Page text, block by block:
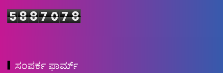
5887078
ಸಂಪರ್ಕ ಫಾರ್ಮ್